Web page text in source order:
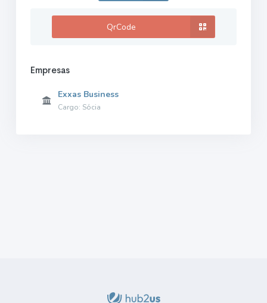
QrCode
Empresas
Exxas Business
Cargo: Sócia